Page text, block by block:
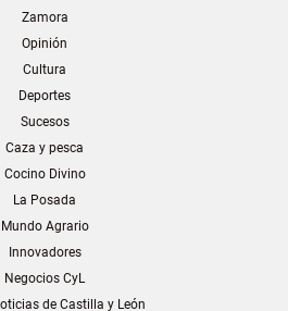
Zamora
Opinión
Cultura
Deportes
Sucesos
Caza y pesca
Cocino Divino
La Posada
Mundo Agrario
Innovadores
Negocios CyL
de Castilla y León